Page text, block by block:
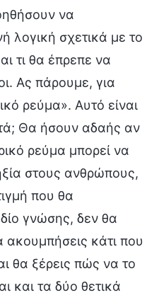
να
λογική σχετικά με το
τι θα έπρεπε να
Ας πάρουμε, για
ρεύμα». Αυτό είναι
Θα ήσουν αδαής αν
ρεύμα μπορεί να
στους ανθρώπους,
που θα
γνώσης, δεν θα
ακουμπήσεις κάτι που
θα ξέρεις πώς να το
και τα δύο θετικά